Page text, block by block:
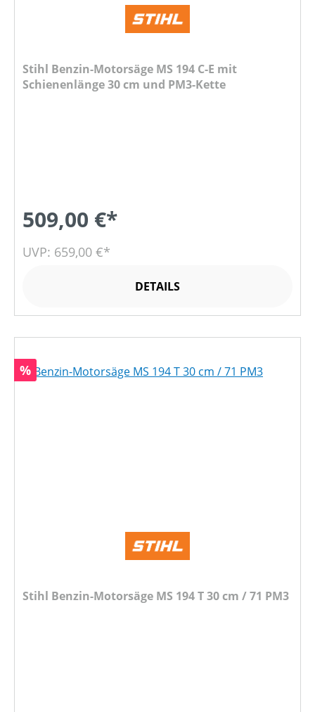
Stihl Benzin-Motorsäge MS 194 C-E mit
Schienenlänge 30 cm und PM3-Kette
509,00 €*
UVP: 659,00 €*
DETAILS
Rabatt
%
Stihl Benzin-Motorsäge MS 194 T 30 cm / 71 PM3